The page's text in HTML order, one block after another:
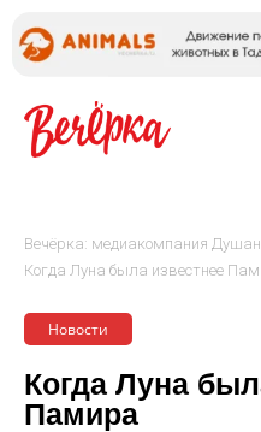
Вечёрка: медиакомпания
Когда Луна была известнее
Новости
Когда Луна
Памира